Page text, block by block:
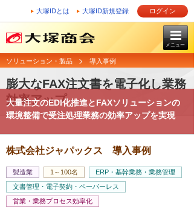
大塚IDとは 大塚ID新規登録 ログイン
メニュー
ソリューション・製品 導入事例
膨大なFAX注文書を電子化し業務
効率アップ
大量注文のEDI化推進とFAXソリューションの
環境整備で受注処理業務の効率アップを実現
株式会社ジャパックス 導入事例
製造業 1～100名
ERP・基幹業務・業務管理
文書管理・電子契約・ペーパーレス
営業・業務プロセス効率化